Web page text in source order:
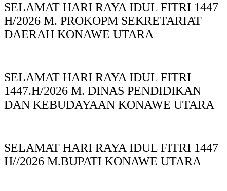
SELAMAT HARI RAYA IDUL FITRI 1447
H/2026 M. PROKOPM SEKRETARIAT
DAERAH KONAWE UTARA
SELAMAT HARI RAYA IDUL FITRI
1447.H/2026 M. DINAS PENDIDIKAN
DAN KEBUDAYAAN KONAWE UTARA
SELAMAT HARI RAYA IDUL FITRI 1447
H//2026 M.BUPATI KONAWE UTARA